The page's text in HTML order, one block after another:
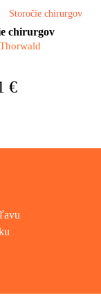
jazyková cesta okolo
má svoje dejiny.
a úchvatné. Čo
prvému ostrému
do živej
nemecký spisovateľ
chirurgov
€